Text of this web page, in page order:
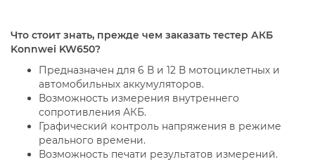
Что стоит знать, прежде чем заказать тестер АКБ
Konnwei KW650?
Предназначен для 6 В и 12 В мотоциклетных и
автомобильных аккумуляторов.
Возможность измерения внутреннего
сопротивления АКБ.
Графический контроль напряжения в режиме
реального времени.
Возможность печати результатов измерений.